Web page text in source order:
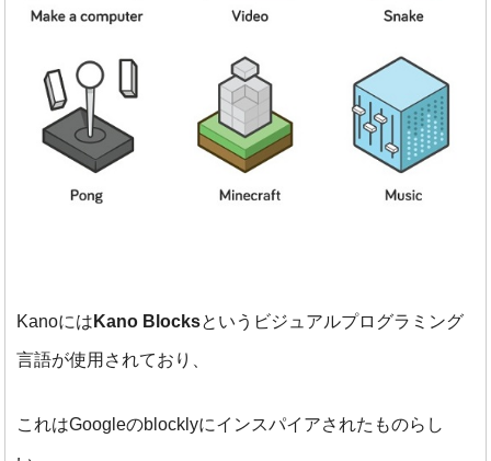
Kanoには Kano Blocksというビジュアルプログラミング
言語が使用されており、
これはGoogleのblocklyにインスパイアされたものらし